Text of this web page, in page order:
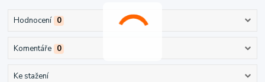
Hodnocení 0
Komentáře 0
Ke stažení